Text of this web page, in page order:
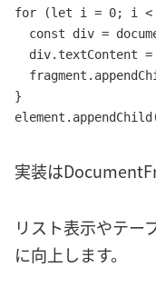
for (let i = 0; i <
const div =
div.textContent =
}
実装は
リスト表示やテー
に向上します。